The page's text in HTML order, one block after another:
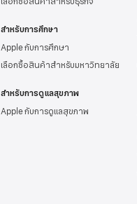
สำหรับการศึกษา
Apple กับการศึกษา
เลือกซื้อสินค้าสำหรับมหาวิทยาลัย
สำหรับการดูแลสุขภาพ
Apple กับการดูแลสุขภาพ